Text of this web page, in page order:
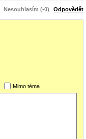
Nesouhlasím (-0) Odpovědět
Mimo téma